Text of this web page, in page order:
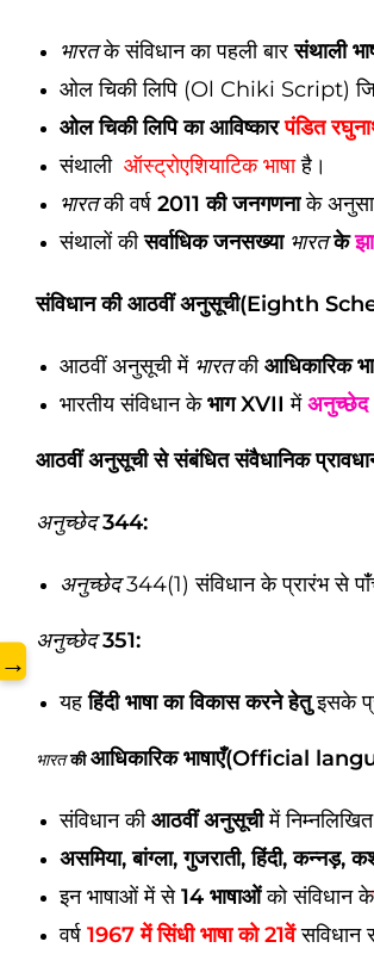
भारतके संविधान का पहली बारसंथाली
ओल चिकी लिपि (Ol Chiki Script)
ओल चिकी लिपि का आविष्कारपंडित
संथाली ऑस्ट्रोएशियाटिक भाषाहै।
भारतकी वर्ष 2011 की जनगणनाके
संथालों कीसर्वाधिक जनसख्या भारतके
संविधान की आठवीं अनुसूची(Eighth
आठवीं अनुसूची में भारतकीआधिकारिक
भारतीय संविधान केभाग XVII मेंअनुच्छेद
आठवीं अनुसूची से संबंधित संवैधानिक
अनुच्छेद344:
अनुच्छेद344(1) संविधान के प्रारंभ से पांँच
अनुच्छेद351:
यहहिंदी भाषा का विकास करने हेतुइसके
भारतकीआधिकारिक भाषाएँ(Official
संविधान कीआठवीं अनुसूचीमें निम्नलिखित
असमिया, बांग्ला, गुजराती, हिंदी, कन्नड़,
इन भाषाओं में से14 भाषाओंको संविधान
वर्ष 1967 में सिंधी भाषा को 21वेंसविधान
→